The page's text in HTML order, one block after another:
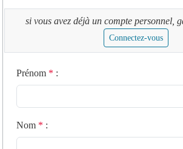
si vous avez déjà un compte personnel,
Connectez-vous
Prénom * :
Nom * :